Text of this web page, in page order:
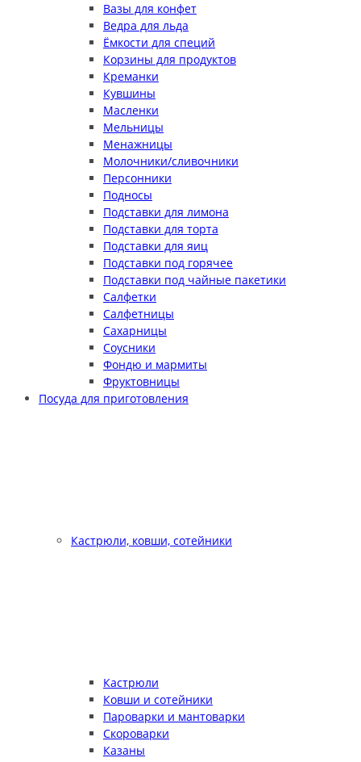
Вазы для конфет
Ведра для льда
Ёмкости для специй
Корзины для продуктов
Креманки
Кувшины
Масленки
Мельницы
Менажницы
Молочники/сливочники
Персонники
Подносы
Подставки для лимона
Подставки для торта
Подставки для яиц
Подставки под горячее
Подставки под чайные пакетики
Салфетки
Салфетницы
Сахарницы
Соусники
Фондю и мармиты
Фруктовницы
Посуда для приготовления
Кастрюли, ковши, сотейники
Кастрюли
Ковши и сотейники
Пароварки и мантоварки
Скороварки
Казаны